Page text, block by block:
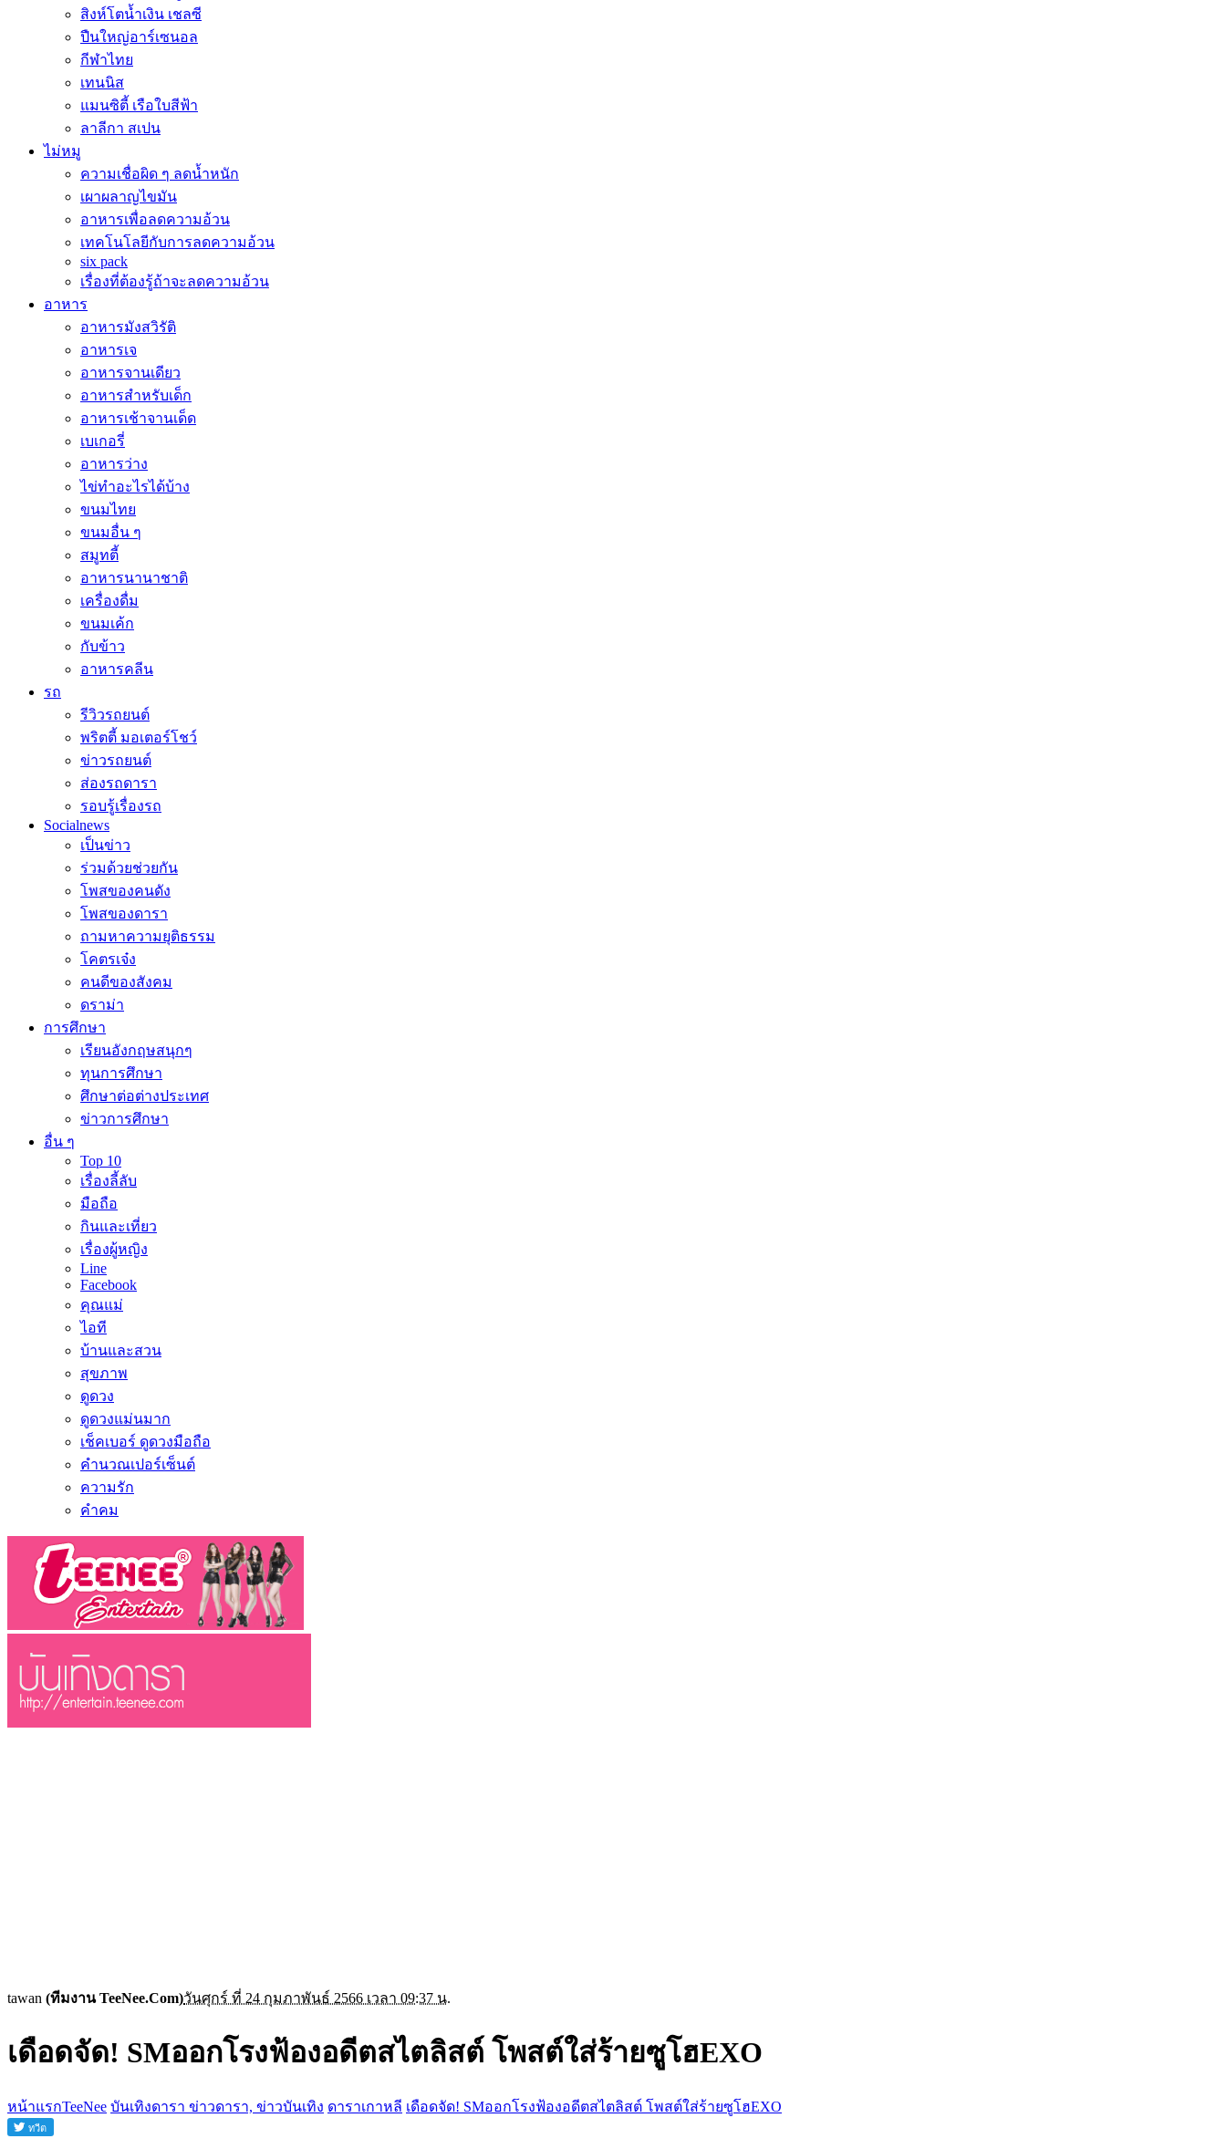
สิงห์โตน้ำเงิน เชลซี
ปืนใหญ่อาร์เซนอล
กีฬาไทย
เทนนิส
แมนซิตี้ เรือใบสีฟ้า
ลาลีกา สเปน
ไม่หมู
ความเชื่อผิด ๆ ลดน้ำหนัก
เผาผลาญไขมัน
อาหารเพื่อลดความอ้วน
เทคโนโลยีกับการลดความอ้วน
six pack
เรื่องที่ต้องรู้ถ้าจะลดความอ้วน
อาหาร
อาหารมังสวิรัติ
อาหารเจ
อาหารจานเดียว
อาหารสำหรับเด็ก
อาหารเช้าจานเด็ด
เบเกอรี่
อาหารว่าง
ไข่ทำอะไรได้บ้าง
ขนมไทย
ขนมอื่น ๆ
สมูทตี้
อาหารนานาชาติ
เครื่องดื่ม
ขนมเค้ก
กับข้าว
อาหารคลีน
รถ
รีวิวรถยนต์
พริตตี้ มอเตอร์โชว์
ข่าวรถยนต์
ส่องรถดารา
รอบรู้เรื่องรถ
Socialnews
เป็นข่าว
ร่วมด้วยช่วยกัน
โพสของคนดัง
โพสของดารา
ถามหาความยุติธรรม
โคตรเจ๋ง
คนดีของสังคม
ดราม่า
การศึกษา
เรียนอังกฤษสนุกๆ
ทุนการศึกษา
ศึกษาต่อต่างประเทศ
ข่าวการศึกษา
อื่น ๆ
Top 10
เรื่องลี้ลับ
มือถือ
กินและเที่ยว
เรื่องผู้หญิง
Line
Facebook
คุณแม่
ไอที
บ้านและสวน
สุขภาพ
ดูดวง
ดูดวงแม่นมาก
เช็คเบอร์ ดูดวงมือถือ
คำนวณเปอร์เซ็นต์
ความรัก
คำคม
tawan (ทีมงาน TeeNee.Com)วันศุกร์ ที่ 24 กุมภาพันธ์ 2566 เวลา 09:37 น.
เดือดจัด! SMออกโรงฟ้องอดีตสไตลิสต์ โพสต์ใส่ร้ายซูโฮEXO
หน้าแรกTeeNee บันเทิงดารา ข่าวดารา, ข่าวบันเทิง ดาราเกาหลี เดือดจัด! SMออกโรงฟ้องอดีตสไตลิสต์ โพสต์ใส่ร้ายซูโฮEXO